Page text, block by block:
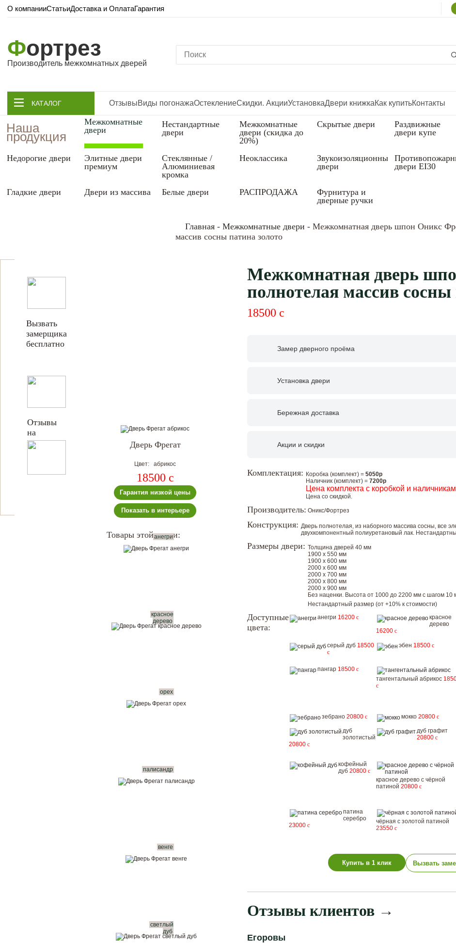
О компанииСтатьиДоставка и ОплатаГарантия
Фортрез
Производитель межкомнатных дверей
КАТАЛОГ ОтзывыВиды погонажаОстеклениеСкидки. АкцииУстановкаДвери книжкаКак купитьКонтакты
Наша
продукция
Межкомнатные
двери
Нестандартные
двери
Межкомнатные
двери (скидка до
20%)
Скрытые двери
Раздвижные
двери купе
Недорогие двери
Элитные двери
премиум
Стеклянные /
Алюминиевая
кромка
Неоклассика
Звукоизоляционные
двери
двери EI30
Гладкие двери Двери из массива Белые двери РАСПРОДАЖА
Фурнитура и
дверные ручки
Главная - Межкомнатные двери - Межкомнатная дверь шпон Оникс
массив сосны патина золото
Вызвать
замерщика
бесплатно
Отзывы
на
Дверь Фрегат
Цвет: абрикос
18500 c
Гарантия низкой цены
Показать в интерьере
Товары этой серии:
анегри
красное
дерево
орех
палисандр
венге
светлый
дуб
Межкомнатная дверь
полнотелая массив сосны
18500 c
Замер дверного проёма
Установка двери
Бережная доставка
Акции и скидки
Комплектация: Коробка (комплект) = 5050р
Наличник (комплект) = 7200р
Цена комплекта с коробкой и
Цена со скидкой.
Производитель: Оникс/Фортрез
Конструкция: Дверь полнотелая, из наборного массива сосны, все
двухкомпонентный полиуретановый лак.
Размеры двери: Толщина дверей 40 мм
1900 х 550 мм
1900 х 600 мм
2000 х 600 мм
2000 х 700 мм
2000 х 800 мм
2000 х 900 мм
Без наценки. Высота от 1000 до 2200 мм с шагом
Нестандартный размер (от +10% к стоимости)
Доступные
цвета:
анегри 16200 c
красное
дерево
16200 c
серый дуб 18500
c
эбен 18500 c
пангар 18500 c
тангентальный абрикос
c
зебрано 20800 c мокко 20800 c
дуб
золотистый
20800 c
дуб графит
20800 c
кофейный
дуб 20800 c
красное дерево с чёрной
патиной 20800 c
патина
серебро
23000 c
чёрная с золотой патиной
23550 c
Купить в 1 клик Вызвать
Отзывы клиентов →
Егоровы